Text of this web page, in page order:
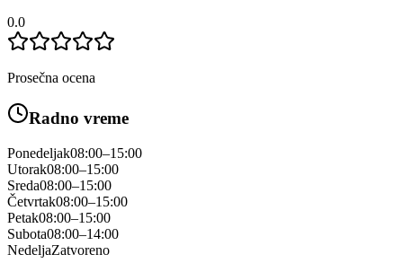
0.0
Prosečna ocena
Radno vreme
Ponedeljak08:00–15:00
Utorak08:00–15:00
Sreda08:00–15:00
Četvrtak08:00–15:00
Petak08:00–15:00
Subota08:00–14:00
NedeljaZatvoreno